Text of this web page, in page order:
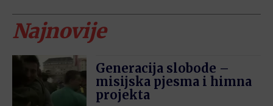
Najnovije
Generacija slobode –
misijska pjesma i himna
projekta